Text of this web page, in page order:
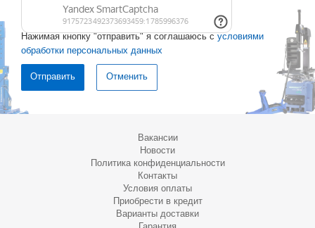
Нажимая кнопку "отправить" я соглашаюсь с условиями
обработки персональных данных
Отменить
Вакансии
Новости
Политика конфиденциальности
Контакты
Условия оплаты
Приобрести в кредит
Варианты доставки